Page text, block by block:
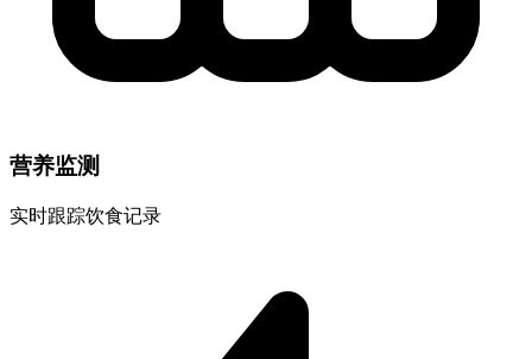
营养监测
实时跟踪饮食记录